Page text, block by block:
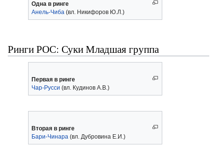
Одна в ринге
Анель-Чиба(вл. Никифоров Ю.Л.)
Ринги РОС: Суки Младшая группа
Первая в ринге
Чар-Русси (вл. Кудинов А.В.)
Вторая в ринге
Бари-Чинара (вл. Дубровина Е.И.)